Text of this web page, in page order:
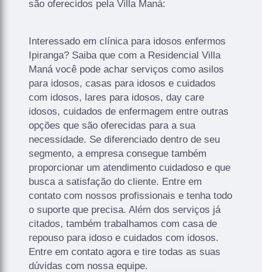
são oferecidos pela Villa Maná:
Interessado em clínica para idosos enfermos
Ipiranga? Saiba que com a Residencial Villa
Maná você pode achar serviços como asilos
para idosos, casas para idosos e cuidados
com idosos, lares para idosos, day care
idosos, cuidados de enfermagem entre outras
opções que são oferecidas para a sua
necessidade. Se diferenciado dentro de seu
segmento, a empresa consegue também
proporcionar um atendimento cuidadoso e que
busca a satisfação do cliente. Entre em
contato com nossos profissionais e tenha todo
o suporte que precisa. Além dos serviços já
citados, também trabalhamos com casa de
repouso para idoso e cuidados com idosos.
Entre em contato agora e tire todas as suas
dúvidas com nossa equipe.